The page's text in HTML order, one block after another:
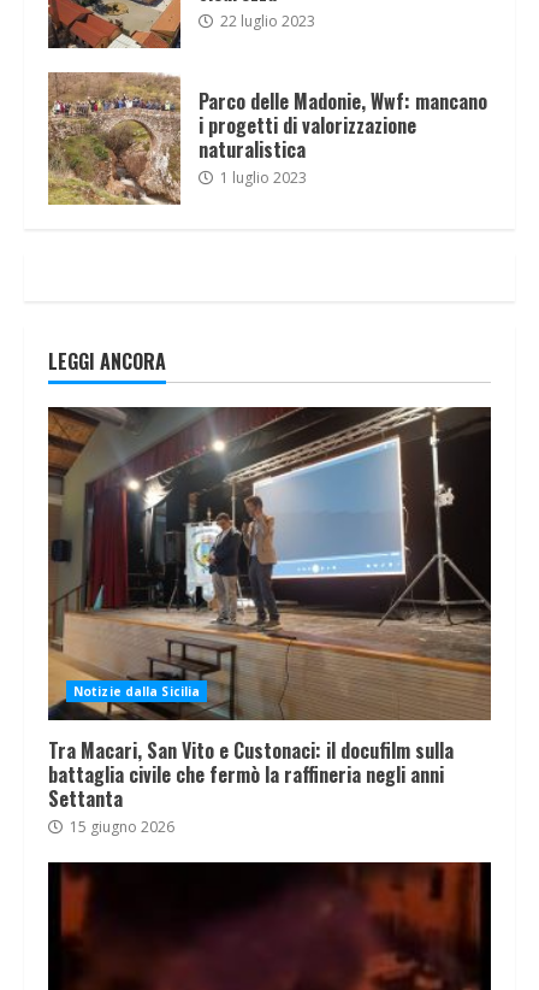
22 luglio 2023
Parco delle Madonie, Wwf: mancano
i progetti di valorizzazione
naturalistica
1 luglio 2023
LEGGI ANCORA
Notizie dalla Sicilia
Tra Macari, San Vito e Custonaci: il docufilm sulla
battaglia civile che fermò la raffineria negli anni
Settanta
15 giugno 2026